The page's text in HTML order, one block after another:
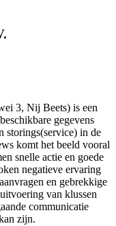
3, Nij Beets) is een
gegevens
storings(service) in de
komt het beeld vooral
snelle actie en goede
negatieve ervaring
en gebrekkige
van klussen
communicatie
zijn.